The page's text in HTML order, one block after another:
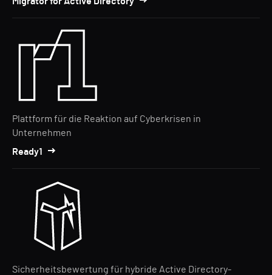
Plattform für die Reaktion auf Cyberkrisen in
Unternehmen
Ready1
Sicherheitsbewertung für hybride Active Directory-